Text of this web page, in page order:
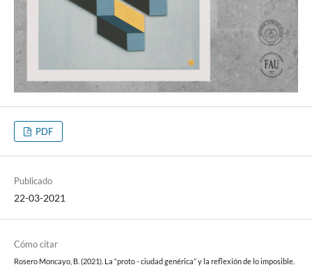
PDF
Publicado
22-03-2021
Cómo citar
Rosero Moncayo, B. (2021). La “proto - ciudad genérica” y la reflexión de lo imposible.